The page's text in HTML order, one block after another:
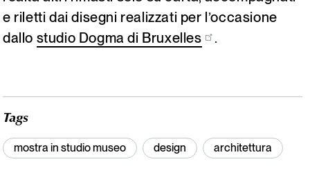
e riletti dai disegni realizzati per l’occasione
dallo studio Dogma di Bruxelles .
Tags
mostra in studio museo design architettura